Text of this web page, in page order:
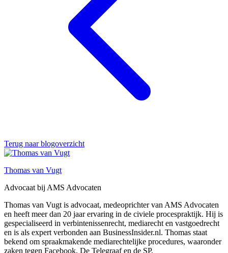
Terug naar blogoverzicht
Thomas van Vugt
Advocaat bij AMS Advocaten
Thomas van Vugt is advocaat, medeoprichter van AMS Advocaten
en heeft meer dan 20 jaar ervaring in de civiele procespraktijk. Hij is
gespecialiseerd in verbintenissenrecht, mediarecht en vastgoedrecht
en is als expert verbonden aan BusinessInsider.nl. Thomas staat
bekend om spraakmakende mediarechtelijke procedures, waaronder
zaken tegen Facebook, De Telegraaf en de SP.